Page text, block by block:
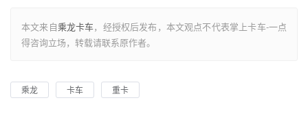
本文来自乘龙卡车，经授权后发布，本文观点不代表掌上卡车-一点
得咨询立场，转载请联系原作者。
乘龙 卡车 重卡